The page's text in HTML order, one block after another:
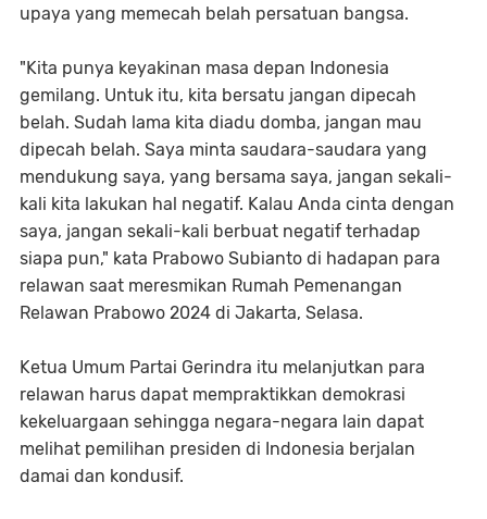
upaya yang memecah belah persatuan bangsa.
"Kita punya keyakinan masa depan Indonesia
gemilang. Untuk itu, kita bersatu jangan dipecah
belah. Sudah lama kita diadu domba, jangan mau
dipecah belah. Saya minta saudara-saudara yang
mendukung saya, yang bersama saya, jangan sekali-
kali kita lakukan hal negatif. Kalau Anda cinta dengan
saya, jangan sekali-kali berbuat negatif terhadap
siapa pun," kata Prabowo Subianto di hadapan para
relawan saat meresmikan Rumah Pemenangan
Relawan Prabowo 2024 di Jakarta, Selasa.
Ketua Umum Partai Gerindra itu melanjutkan para
relawan harus dapat mempraktikkan demokrasi
kekeluargaan sehingga negara-negara lain dapat
melihat pemilihan presiden di Indonesia berjalan
damai dan kondusif.